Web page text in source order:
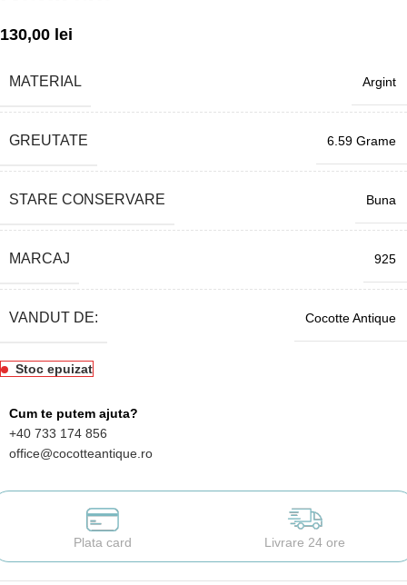
130,00 lei
MATERIAL Argint
GREUTATE 6.59 Grame
STARE CONSERVARE Buna
MARCAJ 925
VANDUT DE: Cocotte Antique
Stoc epuizat
Cum te putem ajuta?
+40 733 174 856
office@cocotteantique.ro
Plata card Livrare 24 ore